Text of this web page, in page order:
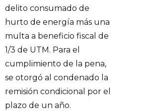
delito consumado de
hurto de energía más una
multa a beneficio fiscal de
1/3 de UTM. Para el
cumplimiento de la pena,
se otorgó al condenado la
remisión condicional por el
plazo de un año.